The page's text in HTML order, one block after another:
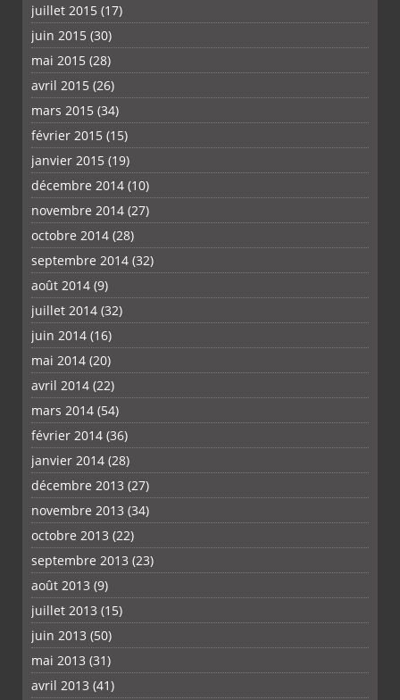
juillet 2015 (17)
juin 2015 (30)
mai 2015 (28)
avril 2015 (26)
mars 2015 (34)
février 2015 (15)
janvier 2015 (19)
décembre 2014 (10)
novembre 2014 (27)
octobre 2014 (28)
septembre 2014 (32)
août 2014 (9)
juillet 2014 (32)
juin 2014 (16)
mai 2014 (20)
avril 2014 (22)
mars 2014 (54)
février 2014 (36)
janvier 2014 (28)
décembre 2013 (27)
novembre 2013 (34)
octobre 2013 (22)
septembre 2013 (23)
août 2013 (9)
juillet 2013 (15)
juin 2013 (50)
mai 2013 (31)
avril 2013 (41)